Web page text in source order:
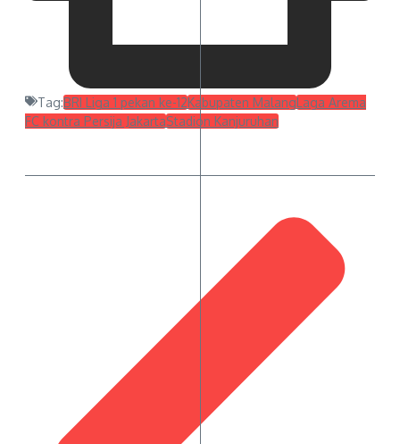
Tag:BRI Liga 1 pekan ke-12Kabupaten MalangLaga Arema
FC kontra Persija JakartaStadion Kanjuruhan